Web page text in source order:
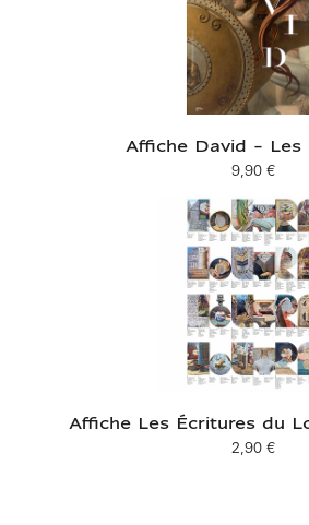
Affiche David - Les
Prix ​​actuel
9,90 €
Affiche Les Écritures du
Prix ​​actuel
2,90 €